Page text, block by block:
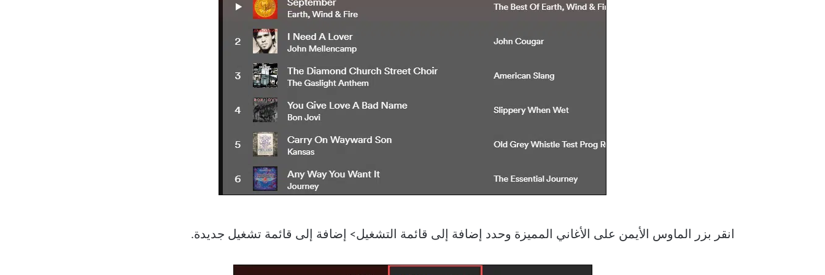
انقر بزر الماوس الأيمن على الأغاني المميزة وحدد إضافة إلى قائمة التشغيل> إضافة إلى قائمة تشغيل جديدة.